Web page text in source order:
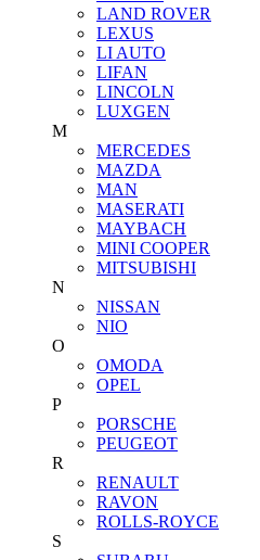
LAND ROVER
LEXUS
LI AUTO
LIFAN
LINCOLN
LUXGEN
M
MERCEDES
MAZDA
MAN
MASERATI
MAYBACH
MINI COOPER
MITSUBISHI
N
NISSAN
NIO
O
OMODA
OPEL
P
PORSCHE
PEUGEOT
R
RENAULT
RAVON
ROLLS-ROYCE
S